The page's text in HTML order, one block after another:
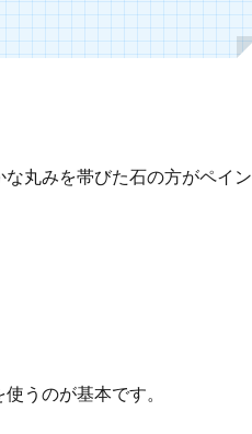
に贈る品物と金額の相場
用方法と注意点
です。キッチンや浴槽の他にも洗濯槽掃
丸みを帯びた石の方がペイン
うのが基本です。